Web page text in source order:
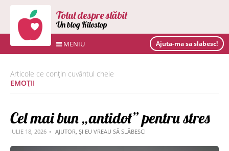
Totul despre slăbit
Un blog Kilostop
MENIU Ajuta-ma sa slabesc!
Articole ce conțin cuvântul cheie
EMOȚII
Cel mai bun „antidot” pentru stres
IULIE 18, 2026 AJUTOR, ȘI EU VREAU SĂ SLĂBESC!